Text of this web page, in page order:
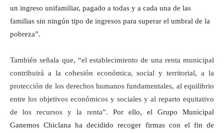
un ingreso unifamiliar, pagado a todas y a cada una de las
familias sin ningún tipo de ingresos para superar el umbral de la
pobreza”.
También señala que, “el establecimiento de una renta municipal
contribuirá a la cohesión económica, social y territorial, a la
protección de los derechos humanos fundamentales, al equilibrio
entre los objetivos económicos y sociales y al reparto equitativo
de los recursos y la renta”. Por ello, el Grupo Municipal
Ganemos Chiclana ha decidido recoger firmas con el fin de